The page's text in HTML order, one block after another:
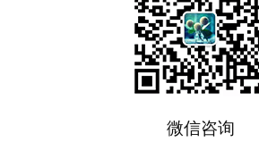
微信咨询